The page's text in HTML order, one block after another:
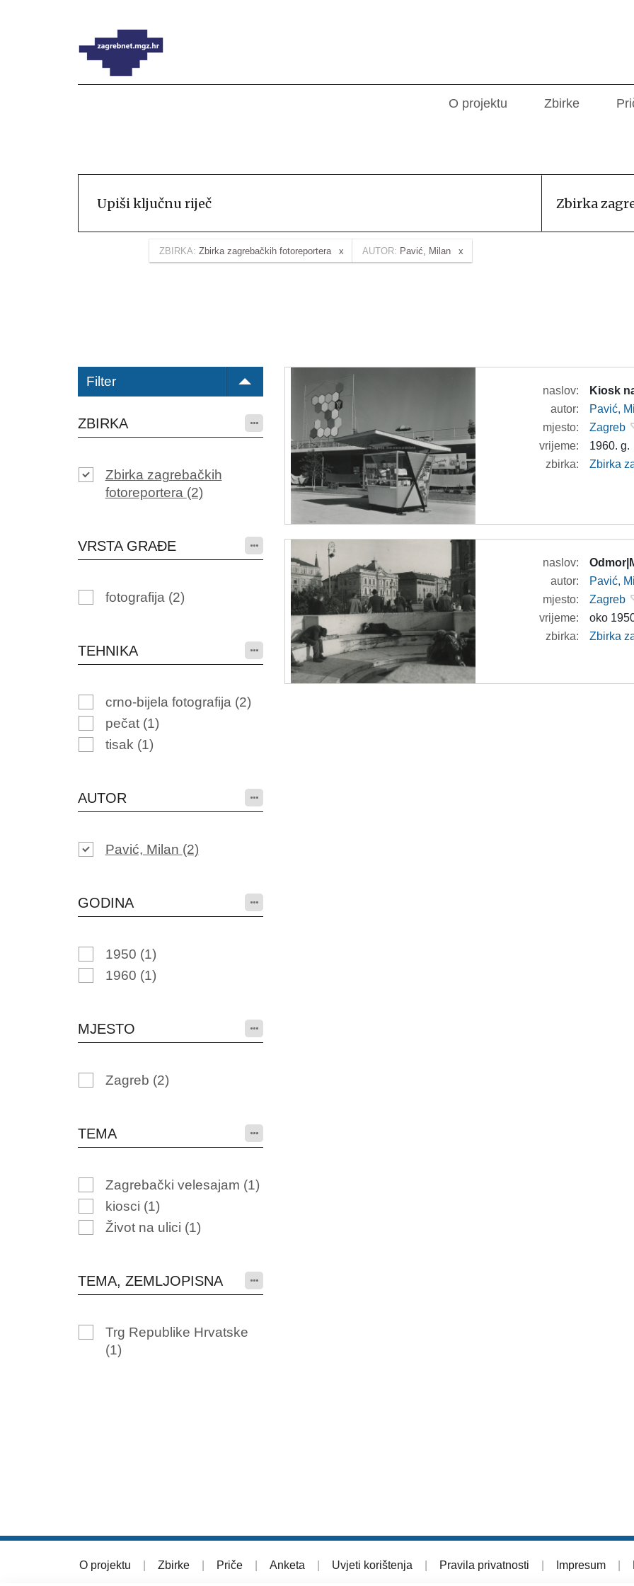
O projektu Zbirke
Zbirka
ZBIRKA: Zbirka zagrebačkih fotoreportera AUTOR: Pavić, Milan
Filter
ZBIRKA
Zbirka zagrebačkih
fotoreportera (2)
VRSTA GRAĐE
fotografija (2)
TEHNIKA
crno-bijela fotografija (2)
pečat (1)
tisak (1)
AUTOR
Pavić, Milan (2)
GODINA
1950 (1)
1960 (1)
MJESTO
Zagreb (2)
TEMA
Zagrebački velesajam (1)
kiosci (1)
Život na ulici (1)
TEMA, ZEMLJOPISNA
Trg Republike Hrvatske
(1)
naslov:
Kiosk
autor:
Pavić,
mjesto:
Zagreb
vrijeme:
1960. g.
zbirka:
Zbirka
naslov:
autor:
Pavić,
mjesto:
Zagreb
vrijeme:
oko
zbirka:
Zbirka
O projektu Zbirke Priče Anketa Uvjeti korištenja Pravila privatnosti Impresum